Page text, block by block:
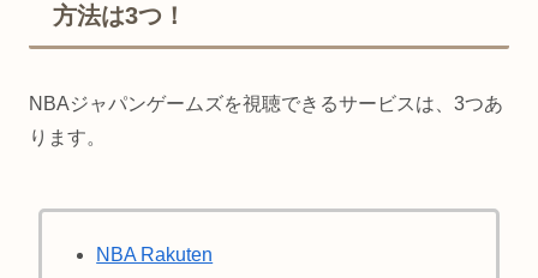
方法は3つ！
NBAジャパンゲームズを視聴できるサービスは、3つあ
ります。
NBA Rakuten